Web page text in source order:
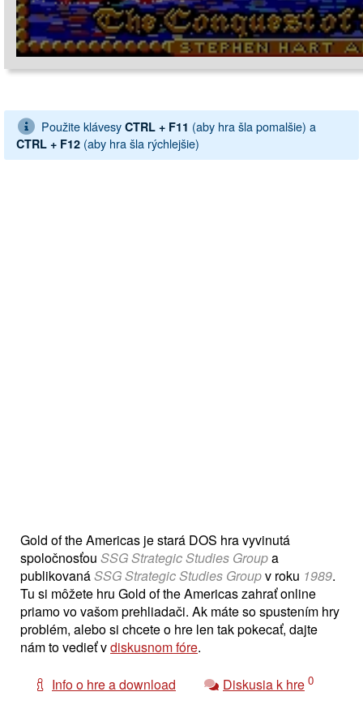
Použite klávesy CTRL + F11 (aby hra šla pomalšie) a
CTRL + F12 (aby hra šla rýchlejšie)
Gold of the Americas je stará DOS hra vyvinutá
spoločnosťou SSG Strategic Studies Groupa
publikovanáSSG Strategic Studies Groupv roku 1989.
Tu si môžete hru Gold of the Americas zahrať online
priamo vo vašom prehliadači. Ak máte so spustením hry
problém, alebo si chcete o hre len tak pokecať, dajte
nám to vedieť vdiskusnom fóre.
Info o hre a download Diskusia k hre 0